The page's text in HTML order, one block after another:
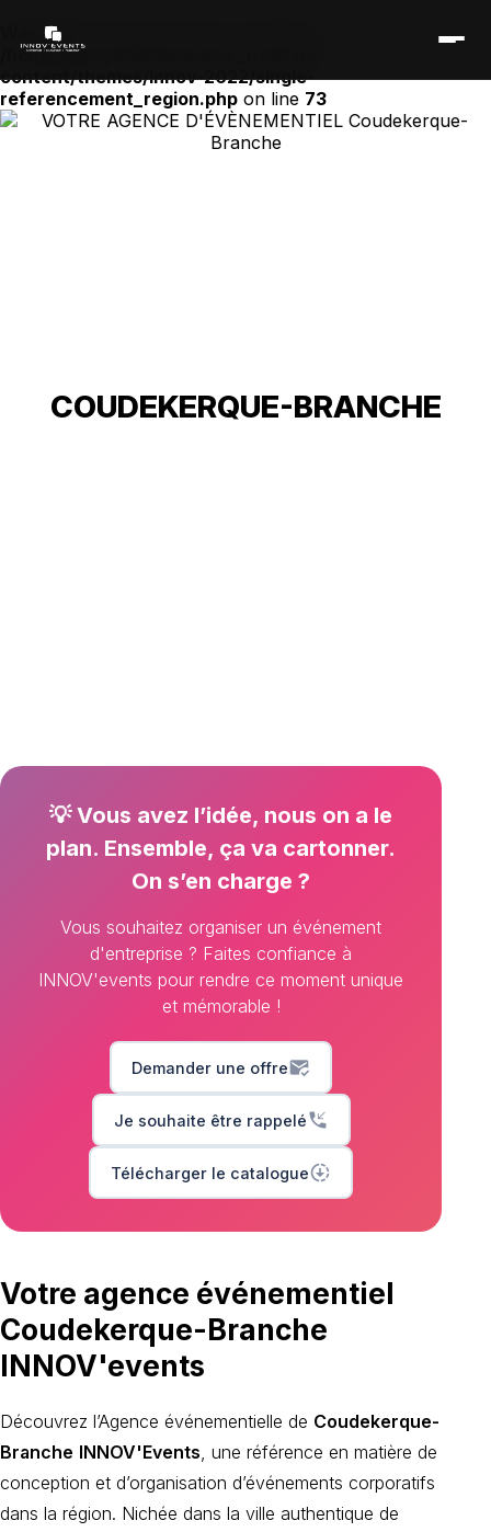
Warning
/home/spsxyamhme/public_html/wp-
content/themes/innov-2022/single-
referencement_region.php on line 73
COUDEKERQUE-BRANCHE
💡 Vous avez l’idée, nous on a le
plan. Ensemble, ça va cartonner.
On s’en charge ?
Vous souhaitez organiser un événement
d'entreprise ? Faites confiance à
INNOV'events pour rendre ce moment unique
et mémorable !
Demander une offremark_email_read
Je souhaite être rappeléphone_callback
Télécharger le cataloguedownloading
Votre agence événementiel
Coudekerque-Branche
INNOV'events
Découvrez l’Agence événementielle de Coudekerque-
Branche INNOV'Events, une référence en matière de
conception et d’organisation d’événements corporatifs
dans la région. Nichée dans la ville authentique de